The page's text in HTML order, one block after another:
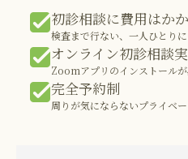
初診相談に費用はか
検査まで行ない、一人ひとり
オンライン初診相談
Zoomアプリのインストール
完全予約制
周りが気にならないプライベ